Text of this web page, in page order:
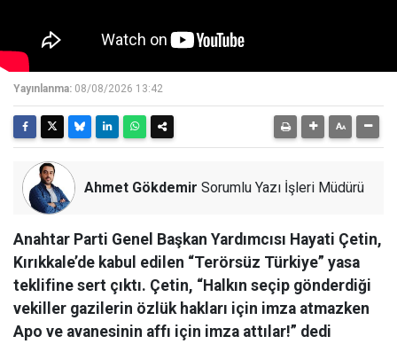
Yayınlanma: 08/08/2026 13:42
Ahmet Gökdemir Sorumlu Yazı İşleri Müdürü
Anahtar Parti Genel Başkan Yardımcısı Hayati Çetin,
Kırıkkale’de kabul edilen “Terörsüz Türkiye” yasa
teklifine sert çıktı. Çetin, “Halkın seçip gönderdiği
vekiller gazilerin özlük hakları için imza atmazken
Apo ve avanesinin affı için imza attılar!” dedi